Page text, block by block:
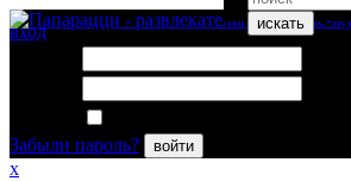
искать
вход
Забыли пароль?
войти
x